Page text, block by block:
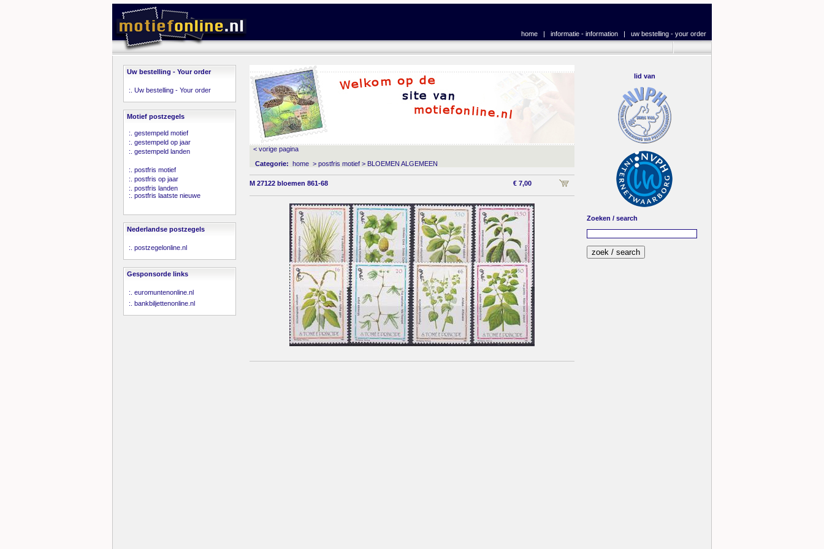
home | informatie - information | uw bestelling - your order
Uw bestelling - Your order
:. Uw bestelling - Your order
Motief postzegels
:. gestempeld motief
:. gestempeld op jaar
:. gestempeld landen
:. postfris motief
:. postfris op jaar
:. postfris landen
:. postfris laatste nieuwe
Nederlandse postzegels
:. postzegelonline.nl
Gesponsorde links
:. euromuntenonline.nl
:. bankbiljettenonline.nl
< vorige pagina
Categorie: home > postfris motief > BLOEMEN ALGEMEEN
M 27122 bloemen 861-68 € 7,00
lid van
Zoeken / search